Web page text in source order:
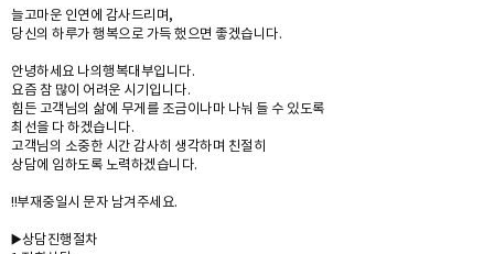
늘고마운 인연에 감사드리며,
당신의 하루가 행복으로 가득 했으면 좋겠습니다.
안녕하세요 나의행복대부입니다.
요즘 참 많이 어려운 시기입니다.
힘든 고객님의 삶에 무게를 조금이나마 나눠 들 수 있도록
최선을 다 하겠습니다.
고객님의 소중한 시간 감사히 생각하며 친절히
상담에 임하도록 노력하겠습니다.
!!부재중일시 문자 남겨주세요.
▶️상담진행절차